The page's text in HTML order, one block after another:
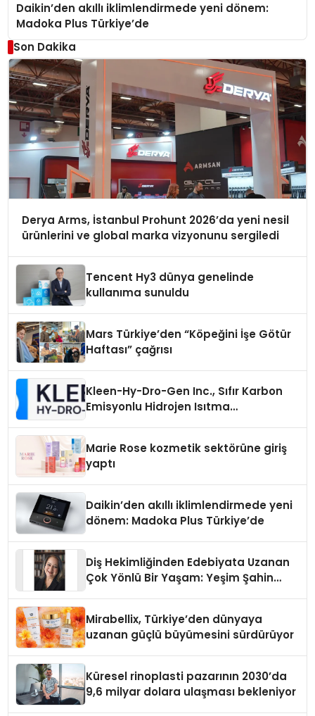
Daikin’den akıllı iklimlendirmede yeni dönem:
Madoka Plus Türkiye’de
Son Dakika
Derya Arms, İstanbul Prohunt 2026’da yeni nesil
ürünlerini ve global marka vizyonunu sergiledi
Tencent Hy3 dünya genelinde
kullanıma sunuldu
Mars Türkiye’den “Köpeğini İşe Götür
Haftası” çağrısı
Kleen-Hy-Dro-Gen Inc., Sıfır Karbon
Emisyonlu Hidrojen Isıtma
Marie Rose kozmetik sektörüne giriş
yaptı
Daikin’den akıllı iklimlendirmede yeni
dönem: Madoka Plus Türkiye’de
Diş Hekimliğinden Edebiyata Uzanan
Çok Yönlü Bir Yaşam: Yeşim Şahin
Mirabellix, Türkiye’den dünyaya
uzanan güçlü büyümesini sürdürüyor
Küresel rinoplasti pazarının 2030’da
9,6 milyar dolara ulaşması bekleniyor